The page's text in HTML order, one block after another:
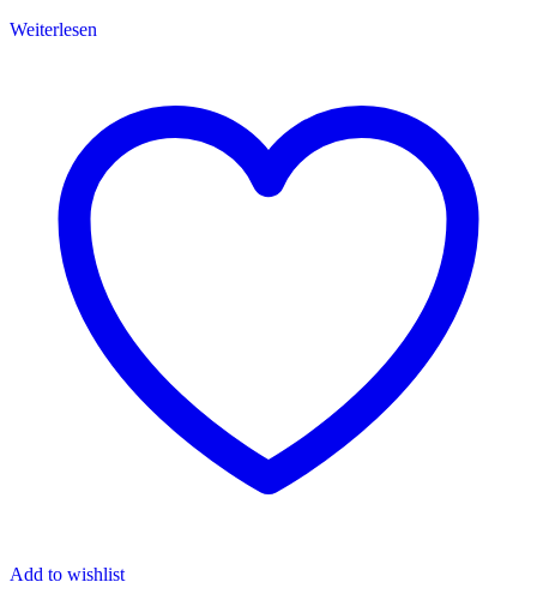
Weiterlesen
Add to wishlist